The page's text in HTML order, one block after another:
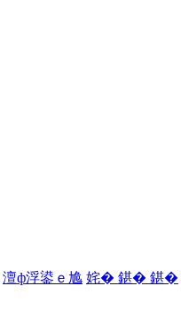
澶ф浮鍙ｅ尯 姹� 鍖� 鍖�